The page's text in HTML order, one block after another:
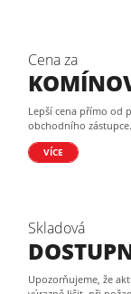
Cena za
Lepší cena přímo od
obchodního zástupce.
VÍCE
Skladová
Upozorňujeme, že